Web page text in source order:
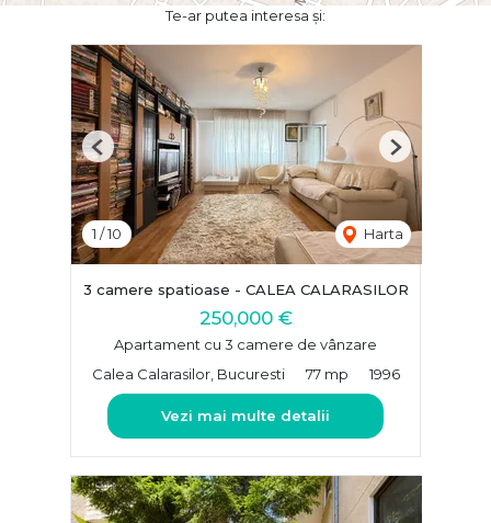
Te-ar putea interesa și:
1 /10 Harta
Previous Next
3 camere spatioase - CALEA CALARASILOR
250,000 €
Apartament cu 3 camere de vânzare
Calea Calarasilor, Bucuresti
77 mp 1996
Vezi mai multe detalii